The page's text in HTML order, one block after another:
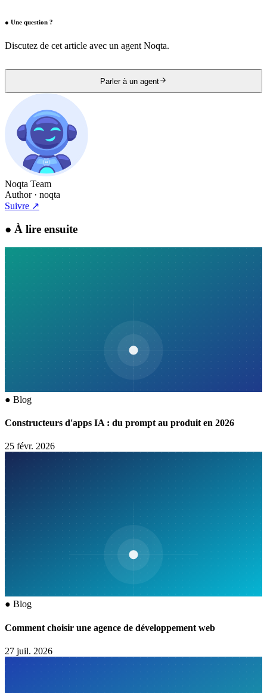
● Une question ?
Discutez de cet article avec un agent Noqta.
Parler à un agent
Noqta Team
Author· noqta
Suivre ↗
● À lire ensuite
● Blog
Constructeurs d'apps IA : du prompt au produit en 2026
25 févr. 2026
● Blog
Comment choisir une agence de développement web
27 juil. 2026